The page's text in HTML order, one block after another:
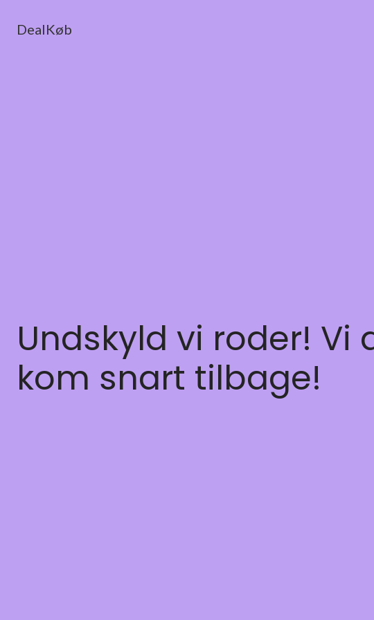
DealKøb
Undskyld vi roder!
kom snart tilbage!